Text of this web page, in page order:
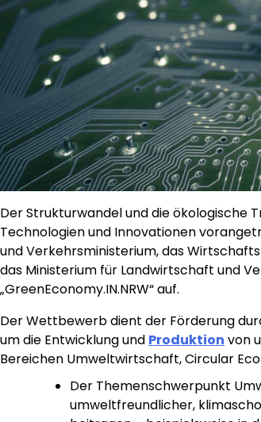
Der Strukturwandel und die ökologische
Technologien und Innovationen
und Verkehrsministerium, das
das Ministerium für Landwirtschaft und
„GreenEconomy.IN.NRW“ auf.
Der Wettbewerb dient der Förderung
um die Entwicklung und Produktion von
Bereichen Umweltwirtschaft, Circular
Der Themenschwerpunkt
umweltfreundlicher,